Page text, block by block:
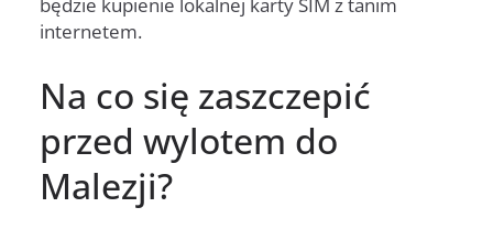
internetem.
Na co się zaszczepić
przed wylotem do
Malezji?